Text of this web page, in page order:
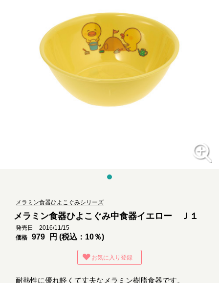
メラミン食器ひよこぐみシリーズ
メラミン食器ひよこぐみ中食器イエロー Ｊ１
発売日 2016/11/15
価格
979 円 (税込：10％)
お気に入り登録
耐熱性に優れ軽くて丈夫なメラミン樹脂食器です。